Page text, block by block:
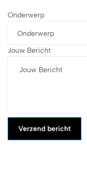
Onderwerp
Jouw Bericht
Verzend bericht